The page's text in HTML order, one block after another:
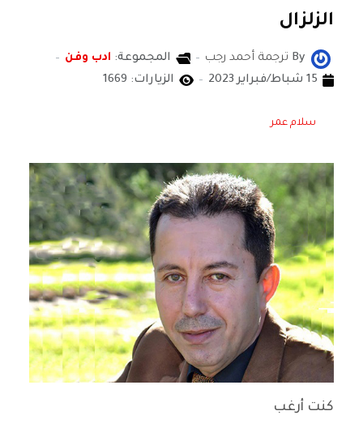
الزلزال
By ترجمة أحمد رجب المجموعة: ادب وفن
15 شباط/فبراير 2023
الزيارات: 1669
سلام عمر
كنت أرغب